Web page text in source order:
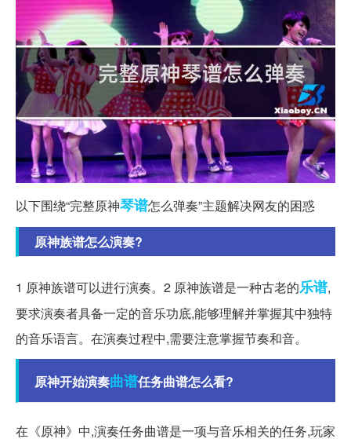
以下围绕“完整原神琴谱怎么弹奏”主题解决网友的困惑
原神族谱怎么演奏?
1 原神族谱可以进行演奏。2 原神族谱是一种古老的乐谱,
要求演奏者具备一定的音乐功底,能够理解并掌握其中独特
的音乐语言。在演奏过程中,需要注意掌握节奏和音。
原神开始演奏曲谱任务曲谱怎么看?
在《原神》中,演奏任务曲谱是一项与音乐相关的任务,玩家